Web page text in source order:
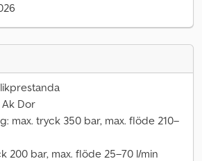
Dor
max. tryck 350 bar, max. flöde 210–
200 bar, max. flöde 25–70 l/min